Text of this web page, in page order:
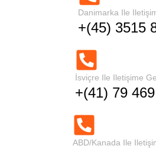
Danimarka Ile
+(45) 3515
İsviçre Ile Iletişime
+(41) 79
ABD/Kanada Ile
Titanyum
Titanyum Bor TiB